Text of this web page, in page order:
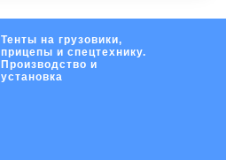
Тенты на грузовики,
прицепы и спецтехнику.
Производство и
установка